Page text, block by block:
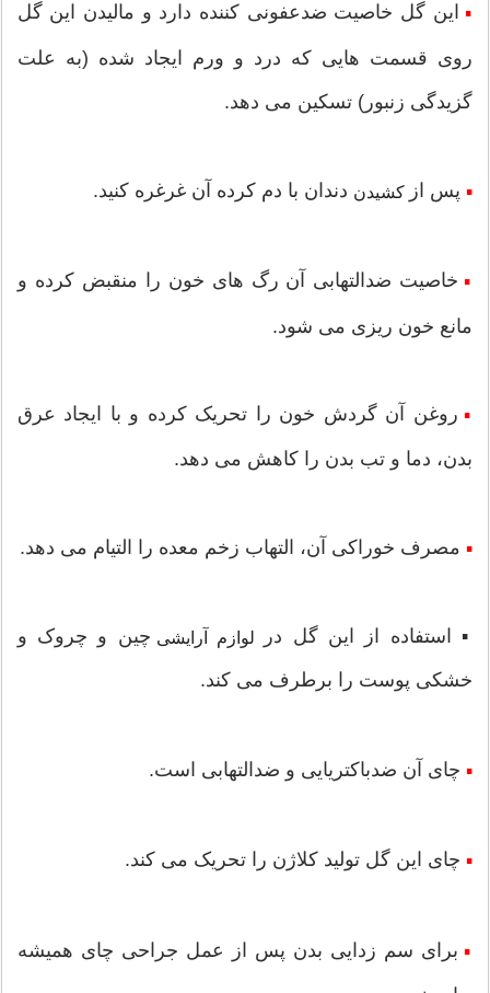
▪ این گل خاصیت ضدعفونی کننده دارد و مالیدن این گل
روی قسمت هایی که درد و ورم ایجاد شده (به علت
گزیدگی زنبور) تسکین می دهد.
▪ پس از کشیدن دندان با دم کرده آن غرغره کنید.
▪ خاصیت ضدالتهابی آن رگ های خون را منقبض کرده و
مانع خون ریزی می شود.
▪ روغن آن گردش خون را تحریک کرده و با ایجاد عرق
بدن، دما و تب بدن را کاهش می دهد.
▪ مصرف خوراکی آن، التهاب زخم معده را التیام می دهد.
▪ استفاده از این گل در لوازم آرایشی چین و چروک و
خشکی پوست را برطرف می کند.
▪ چای آن ضدباکتریایی و ضدالتهابی است.
▪ چای این گل تولید کلاژن را تحریک می کند.
▪ برای سم زدایی بدن پس از عمل جراحی چای همیشه